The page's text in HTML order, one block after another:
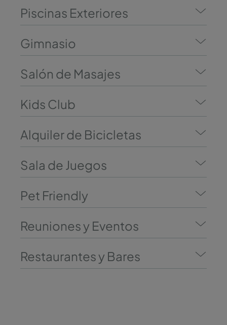
Piscinas Exteriores
Gimnasio
Salón de Masajes
Kids Club
Alquiler de Bicicletas
Sala de Juegos
Pet Friendly
Reuniones y Eventos
Restaurantes y Bares